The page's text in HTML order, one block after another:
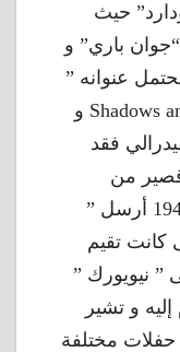
حيث
باري” و
عنوانه ”
الظلال و الجوهر ” Shadows and Substance و
فقد
قصير من
لقائهما الأول و في أكتوبر عام 1942 أرسل ”
كانت تقيم
” نيويورك ”
و تشير
حفلات مختلفة